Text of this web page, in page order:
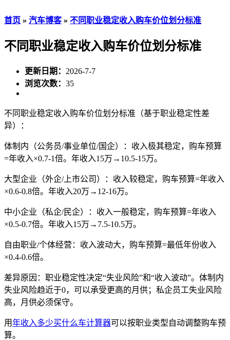
首页 » 汽车博客» 不同职业稳定收入购车价位划分标准
不同职业稳定收入购车价位划分标准
更新日期： 2026-7-7
浏览次数： 35
不同职业稳定收入购车价位划分标准（基于职业稳定性差
异）：
体制内（公务员/事业单位/国企）：收入极其稳定，购车预算
=年收入×0.7-1倍。年收入15万→10.5-15万。
大型企业（外企/上市公司）：收入较稳定，购车预算=年收入
×0.6-0.8倍。年收入20万→12-16万。
中小企业（私企/民企）：收入一般稳定，购车预算=年收入
×0.5-0.7倍。年收入15万→7.5-10.5万。
自由职业/个体经营：收入波动大，购车预算=最低年份收入
×0.4-0.6倍。
差异原因：职业稳定性决定“失业风险”和“收入波动”。体制内
失业风险趋近于0，可以承受更高的月供；私企员工失业风险
高，月供必须保守。
用年收入多少买什么车计算器可以按职业类型自动调整购车预
算。